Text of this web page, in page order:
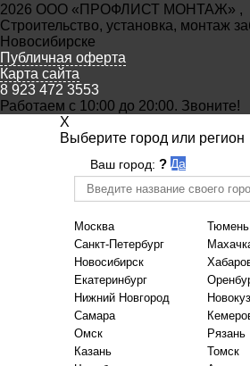
2026 ООО «ПРОФЛИСТ МОНТАЖ» ,
Строительство, установка, монтаж
Новосибирске
Публичная оферта
Карта сайта
8 923 472 3553
Работаем с 10:00 до 20:00. Звоните!
X
Выберите город или регион
Ваш город: ? Да
Москва
Санкт-Петербург
Новосибирск
Екатеринбург
Нижний Новгород
Самара
Омск
Казань
Тюмень
Рязань
Томск